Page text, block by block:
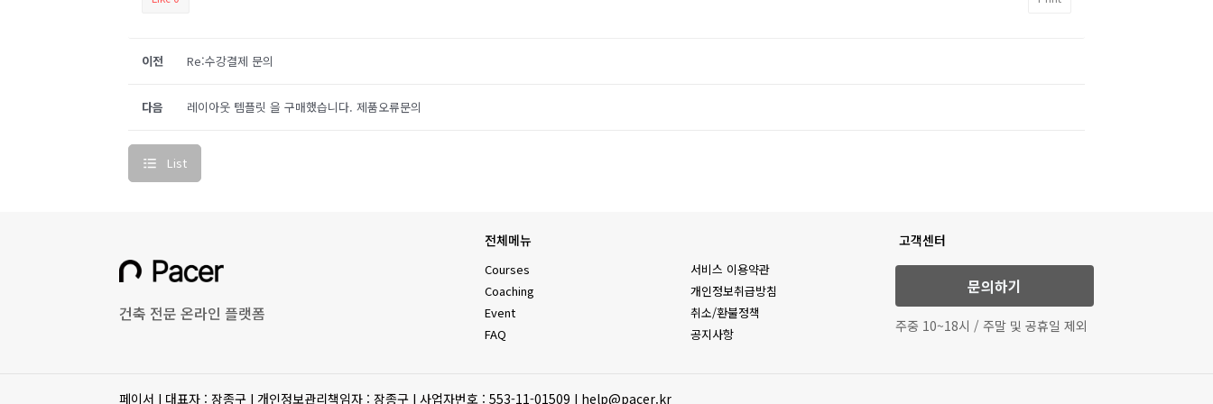
이전 Re:수강결제 문의
레이아웃 템플릿 을 구매했습니다. 제품오류문의
다음
List
건축 전문 온라인 플랫폼
전체메뉴
Courses
Coaching
Event
FAQ
서비스 이용약관
개인정보취급방침
취소/환불정책
공지사항
고객센터
문의하기
주중 10~18시 / 주말 및 공휴일 제외
페이서 I 대표자 : 장종구 I 개인정보관리책임자 : 장종구 I 사업자번호 : 553-11-01509 I help@pacer.kr